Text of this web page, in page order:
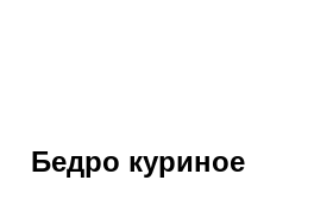
Бедро куриное